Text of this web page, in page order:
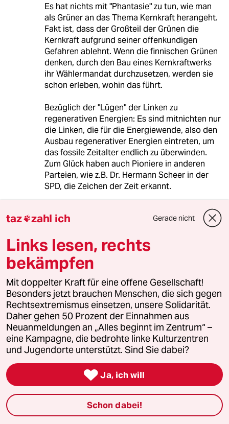
Es hat nichts mit "Phantasie" zu tun, wie man
als Grüner an das Thema Kernkraft herangeht.
Fakt ist, dass der Großteil der Grünen die
Kernkraft aufgrund seiner offenkundigen
Gefahren ablehnt. Wenn die finnischen Grünen
denken, durch den Bau eines Kernkraftwerks
ihr Wählermandat durchzusetzen, werden sie
schon erleben, wohin das führt.
Bezüglich der "Lügen" der Linken zu
regenerativen Energien: Es sind mitnichten nur
die Linken, die für die Energiewende, also den
Ausbau regenerativer Energien eintreten, um
das fossile Zeitalter endlich zu überwinden.
Zum Glück haben auch Pioniere in anderen
Parteien, wie z.B. Dr. Hermann Scheer in der
SPD, die Zeichen der Zeit erkannt.
Subventionen, mit denen wir zurzeit unsere
finanzieren, für erneuerbare Energien einsetzen
würden, wären wir schon einen gigantischen
Schritt weiter. Dass ist meine Art von "Klarblick
und Sachverstand", und deshalb treibt es mich
beim jetzigen Programm definitiv nicht zur
CDU...
S sekret
11.02.2011,17:46 Uhr
Wenn man nur die reine Energiegewinnung aus
Uran betrachtet ist diese natürlich gute für die
Umwelt bzgl. CO_2 und Co. Betrachtet man
jedoch auch den Abbau des Urans so wird die
Klima-Bilanz schnell sehr negativ. Dass die CDU
taz zahl ich Gerade nicht
Links lesen, rechts
bekämpfen
Mit doppelter Kraft für eine offene Gesellschaft!
Besonders jetzt brauchen Menschen, die sich gegen
Rechtsextremismus einsetzen, unsere Solidarität.
Daher gehen 50 Prozent der Einnahmen aus
Neuanmeldungen an „Alles beginnt im Zentrum“ –
eine Kampagne, die bedrohte linke Kulturzentren
und Jugendorte unterstützt. Sind Sie dabei?
 Ja, ich will
Schon dabei!